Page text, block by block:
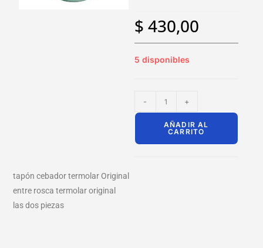
$ 430,00
5 disponibles
- +
AÑADIR AL
CARRITO
tapón cebador termolar Original
entre rosca termolar original
las dos piezas